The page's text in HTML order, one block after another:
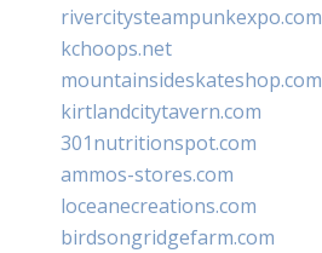
rivercitysteampunkexpo.com
kchoops.net
mountainsideskateshop.com
kirtlandcitytavern.com
301nutritionspot.com
ammos-stores.com
loceanecreations.com
birdsongridgefarm.com